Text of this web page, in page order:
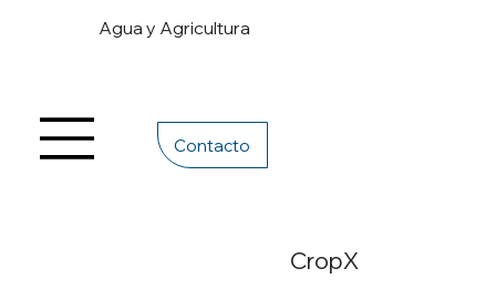
Agua y Agricultura
Contacto
CropX